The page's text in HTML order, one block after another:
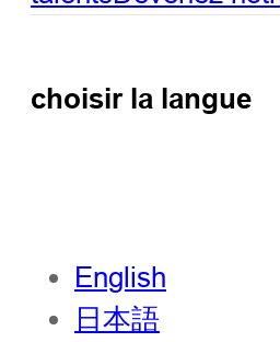
choisir la langue
English
日本語